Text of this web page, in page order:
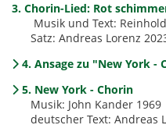
3. Chorin-Lied: Rot
Musik und Text:
Satz: Andreas Lorenz
4. Ansage zu "New York -
5. New York - Chorin
Musik: John Kander 1969
deutscher Text: Andreas